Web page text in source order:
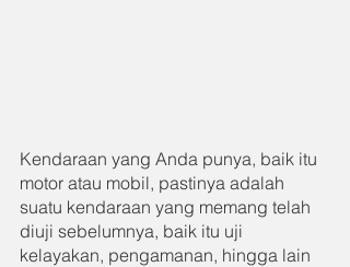
Kendaraan yang Anda punya, baik itu
motor atau mobil, pastinya adalah
suatu kendaraan yang memang telah
diuji sebelumnya, baik itu uji
kelayakan, pengamanan, hingga lain